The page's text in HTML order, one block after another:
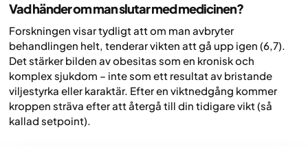
Vad händer om man slutar med medicinen?
Forskningen visar tydligt att om man avbryter
behandlingen helt, tenderar vikten att gå upp igen (6,7).
Det stärker bilden av obesitas som en kronisk och
komplex sjukdom – inte som ett resultat av bristande
viljestyrka eller karaktär. Efter en viktnedgång kommer
kroppen sträva efter att återgå till din tidigare vikt (så
kallad setpoint).